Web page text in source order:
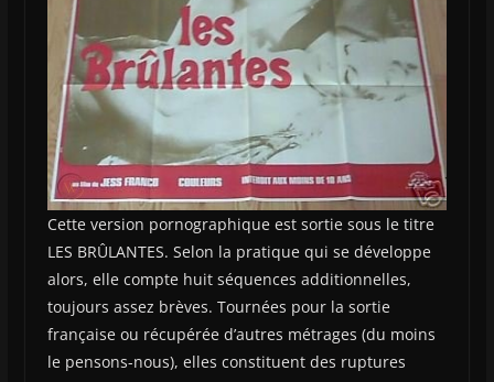
Cette version pornographique est sortie sous le titre
LES BRÛLANTES. Selon la pratique qui se développe
alors, elle compte huit séquences additionnelles,
toujours assez brèves. Tournées pour la sortie
française ou récupérée d’autres métrages (du moins
le pensons-nous), elles constituent des ruptures